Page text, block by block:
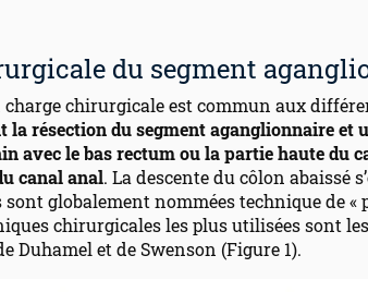
du segment
charge chirurgicale est commun aux
la résection du segment aganglionnaire et
avec le bas rectum ou la partie haute du
canal anal. La descente du côlon abaissé
globalement nommées technique de «
chirurgicales les plus utilisées sont les
Duhamel et de Swenson (Figure 1).